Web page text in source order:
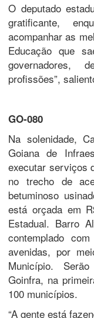
O deputado
gratificante,
acompanhar as
Educação que
governadores,
profissões”,
GO-080
Na solenidade,
Goiana de
executar serviços
no trecho de
betuminoso
está orçada em
Estadual. Barro
contemplado
avenidas, por
Município.
Goinfra, na
100 municípios.
“A gente está